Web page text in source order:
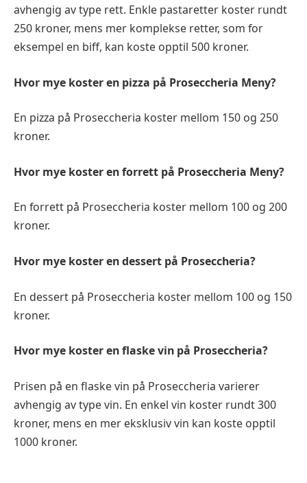
avhengig av type rett. Enkle pastaretter koster rundt
250 kroner, mens mer komplekse retter, som for
eksempel en biff, kan koste opptil 500 kroner.
Hvor mye koster en pizza på Proseccheria Meny?
En pizza på Proseccheria koster mellom 150 og 250
kroner.
Hvor mye koster en forrett på Proseccheria Meny?
En forrett på Proseccheria koster mellom 100 og 200
kroner.
Hvor mye koster en dessert på Proseccheria?
En dessert på Proseccheria koster mellom 100 og 150
kroner.
Hvor mye koster en flaske vin på Proseccheria?
Prisen på en flaske vin på Proseccheria varierer
avhengig av type vin. En enkel vin koster rundt 300
kroner, mens en mer eksklusiv vin kan koste opptil
1000 kroner.